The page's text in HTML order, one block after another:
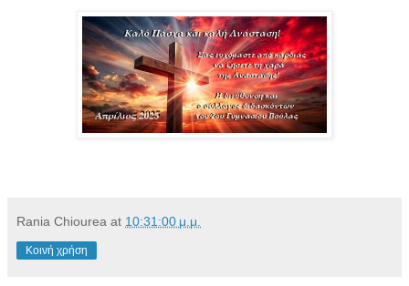
Rania Chiourea at 10:31:00 μ.μ.
Κοινή χρήση